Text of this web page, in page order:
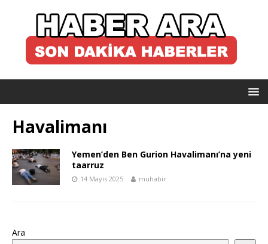
Havalimanı
Yemen’den Ben Gurion Havalimanı’na yeni
taarruz
14 Mayıs 2025 muhabir
Ara